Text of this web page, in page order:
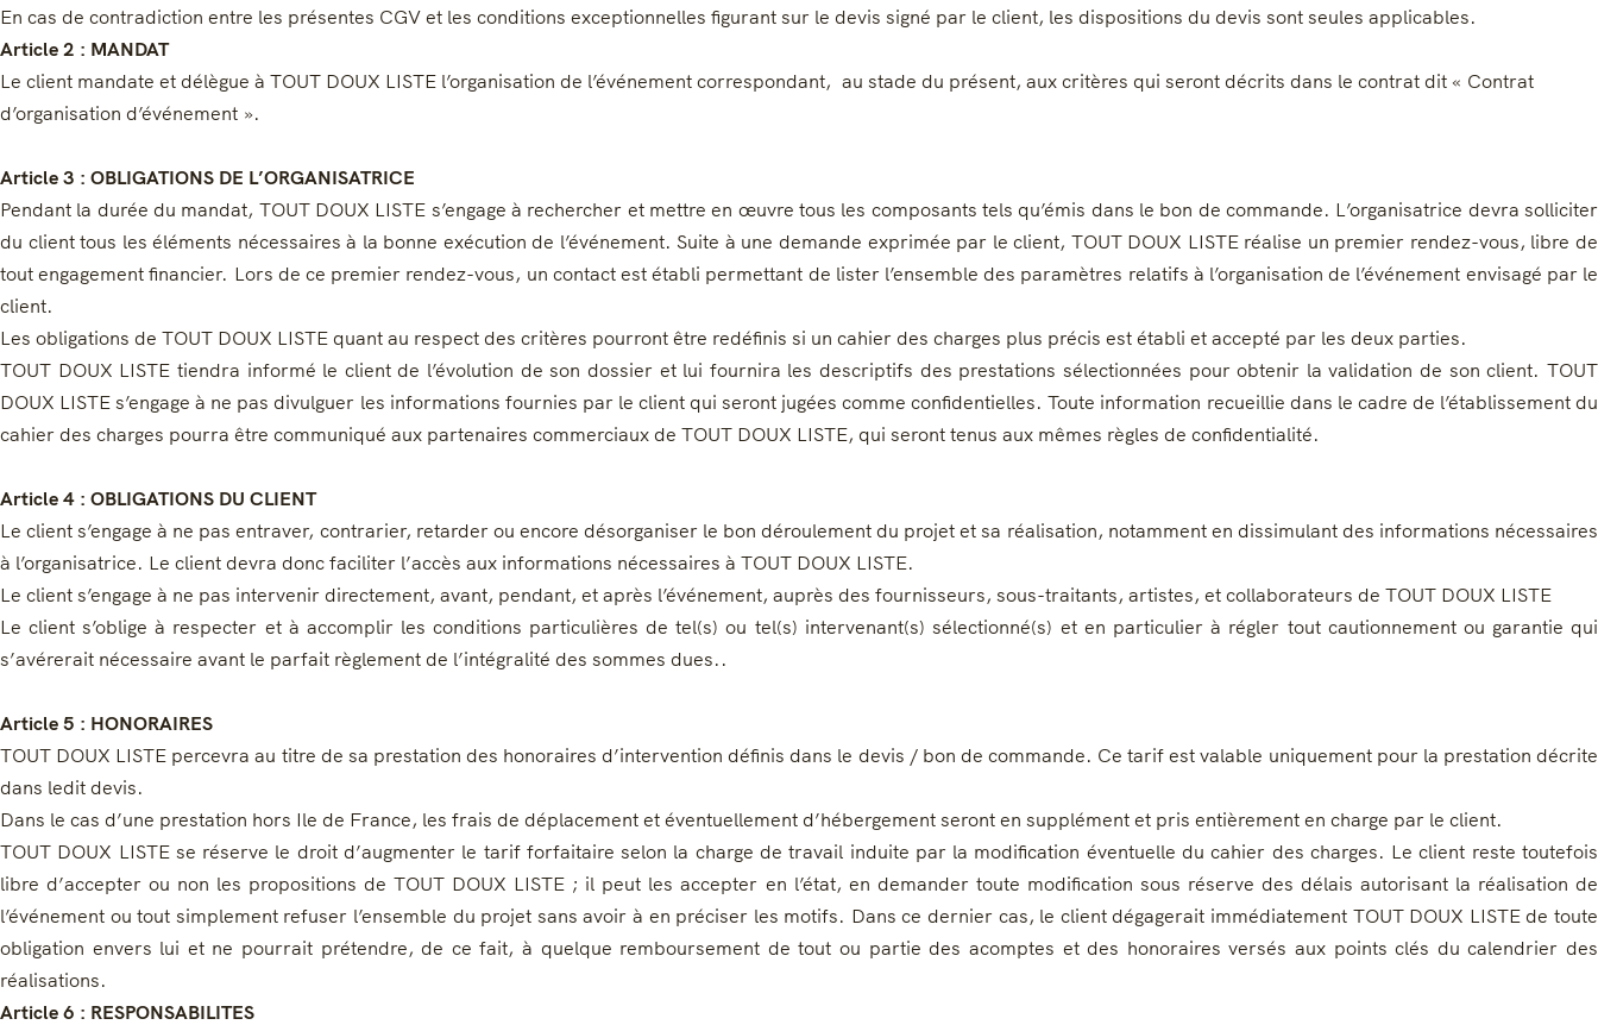
En cas de contradiction entre les présentes CGV et les conditions exceptionnelles figurant sur le devis signé par le client, les dispositions du devis sont seules applicables.
Article 2 : MANDAT
Le client mandate et délègue à TOUT DOUX LISTE l’organisation de l’événement correspondant, au stade du présent, aux critères qui seront décrits dans le contrat dit « Contrat
d’organisation d’événement ».
Article 3 : OBLIGATIONS DE L’ORGANISATRICE
Pendant la durée du mandat, TOUT DOUX LISTE s’engage à rechercher et mettre en œuvre tous les composants tels qu’émis dans le bon de commande. L’organisatrice devra solliciter
du client tous les éléments nécessaires à la bonne exécution de l’événement. Suite à une demande exprimée par le client, TOUT DOUX LISTE réalise un premier rendez-vous, libre de
tout engagement financier. Lors de ce premier rendez-vous, un contact est établi permettant de lister l’ensemble des paramètres relatifs à l’organisation de l’événement envisagé par le
client.
Les obligations de TOUT DOUX LISTE quant au respect des critères pourront être redéfinis si un cahier des charges plus précis est établi et accepté par les deux parties.
TOUT DOUX LISTE tiendra informé le client de l’évolution de son dossier et lui fournira les descriptifs des prestations sélectionnées pour obtenir la validation de son client. TOUT
DOUX LISTE s’engage à ne pas divulguer les informations fournies par le client qui seront jugées comme confidentielles. Toute information recueillie dans le cadre de l’établissement du
cahier des charges pourra être communiqué aux partenaires commerciaux de TOUT DOUX LISTE, qui seront tenus aux mêmes règles de confidentialité.
Article 4 : OBLIGATIONS DU CLIENT
Le client s’engage à ne pas entraver, contrarier, retarder ou encore désorganiser le bon déroulement du projet et sa réalisation, notamment en dissimulant des informations nécessaires
à l’organisatrice. Le client devra donc faciliter l’accès aux informations nécessaires à TOUT DOUX LISTE.
Le client s’engage à ne pas intervenir directement, avant, pendant, et après l’événement, auprès des fournisseurs, sous-traitants, artistes, et collaborateurs de TOUT DOUX LISTE
Le client s’oblige à respecter et à accomplir les conditions particulières de tel(s) ou tel(s) intervenant(s) sélectionné(s) et en particulier à régler tout cautionnement ou garantie qui
s’avérerait nécessaire avant le parfait règlement de l’intégralité des sommes dues..
Article 5 : HONORAIRES
TOUT DOUX LISTE percevra au titre de sa prestation des honoraires d’intervention définis dans le devis / bon de commande. Ce tarif est valable uniquement pour la prestation décrite
dans ledit devis.
Dans le cas d’une prestation hors Ile de France, les frais de déplacement et éventuellement d’hébergement seront en supplément et pris entièrement en charge par le client.
TOUT DOUX LISTE se réserve le droit d’augmenter le tarif forfaitaire selon la charge de travail induite par la modification éventuelle du cahier des charges. Le client reste toutefois
libre d’accepter ou non les propositions de TOUT DOUX LISTE ; il peut les accepter en l’état, en demander toute modification sous réserve des délais autorisant la réalisation de
l’événement ou tout simplement refuser l’ensemble du projet sans avoir à en préciser les motifs. Dans ce dernier cas, le client dégagerait immédiatement TOUT DOUX LISTE de toute
obligation envers lui et ne pourrait prétendre, de ce fait, à quelque remboursement de tout ou partie des acomptes et des honoraires versés aux points clés du calendrier des
réalisations.
Article 6 : RESPONSABILITES